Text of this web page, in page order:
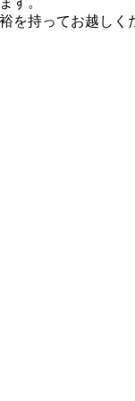
を持ってお越しく